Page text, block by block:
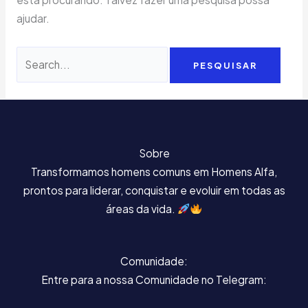
ajudar.
Sobre
Transformamos homens comuns em Homens Alfa,
prontos para liderar, conquistar e evoluir em todas as
áreas da vida.
Comunidade:
Entre para a nossa Comunidade no Telegram: